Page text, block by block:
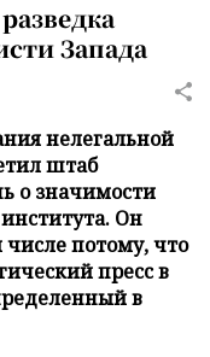
Запада
нелегальной
штаб
о значимости
Он
потому, что
пресс в
в